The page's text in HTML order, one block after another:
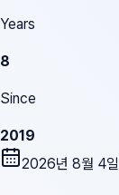
Years
8
Since
2019
2026년 8월 4일